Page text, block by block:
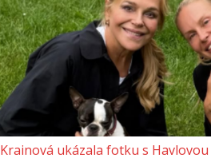
Krainová ukázala fotku s